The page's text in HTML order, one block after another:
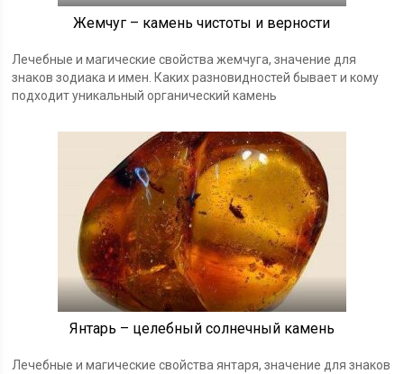
Жемчуг – камень чистоты и верности
Лечебные и магические свойства жемчуга, значение для
знаков зодиака и имен. Каких разновидностей бывает и кому
подходит уникальный органический камень
Янтарь – целебный солнечный камень
Лечебные и магические свойства янтаря, значение для знаков